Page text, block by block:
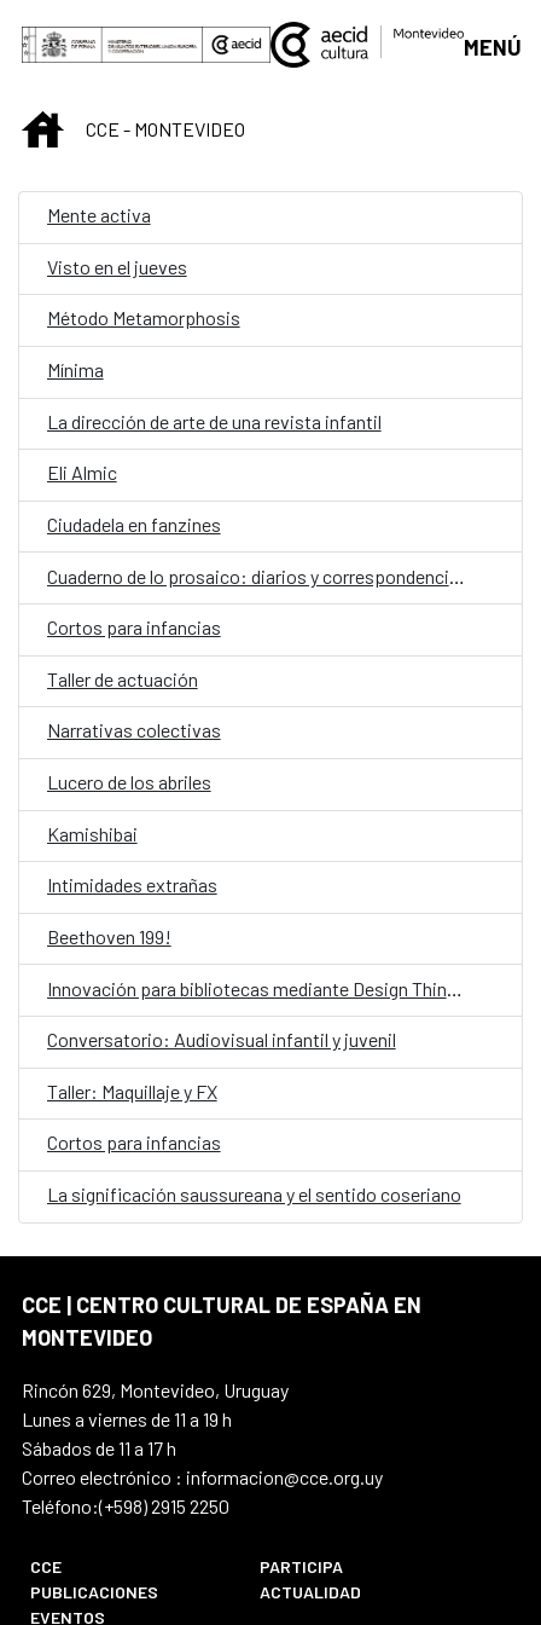
Saltar al contenido principal
MENÚ
INICIOCCE - MONTEVIDEO
Mente activa
Visto en el jueves
Método Metamorphosis
Mínima
La dirección de arte de una revista infantil
Eli Almic
Ciudadela en fanzines
Cortos para infancias
Taller de actuación
Narrativas colectivas
Lucero de los abriles
Kamishibai
Intimidades extrañas
Beethoven 199!
Conversatorio: Audiovisual infantil y juvenil
Taller: Maquillaje y FX
Cortos para infancias
La significación saussureana y el sentido coseriano
CCE | CENTRO CULTURAL DE ESPAÑA EN
MONTEVIDEO
Rincón 629, Montevideo, Uruguay
Lunes a viernes de 11 a 19 h
Sábados de 11 a 17 h
Correo electrónico : informacion@cce.org.uy
Teléfono:(+598) 2915 2250
CCE
PARTICIPA
PUBLICACIONES
ACTUALIDAD
EVENTOS